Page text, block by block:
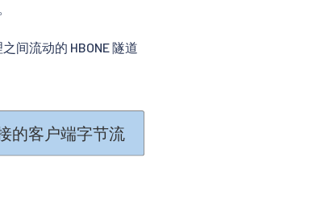
间流动的 HBONE 隧道